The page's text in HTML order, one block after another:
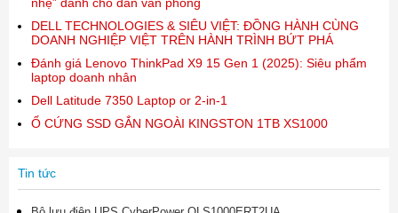
DELL TECHNOLOGIES & SIÊU VIỆT: ĐỒNG HÀNH CÙNG
DOANH NGHIỆP VIỆT TRÊN HÀNH TRÌNH BỨT PHÁ
Đánh giá Lenovo ThinkPad X9 15 Gen 1 (2025): Siêu phẩm
laptop doanh nhân
Dell Latitude 7350 Laptop or 2-in-1
Ổ CỨNG SSD GẮN NGOÀI KINGSTON 1TB XS1000
Tin tức